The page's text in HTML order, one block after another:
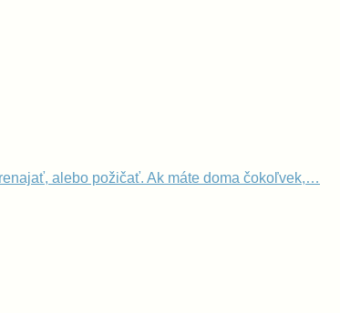
alebo požičať. Ak máte doma čokoľvek,…